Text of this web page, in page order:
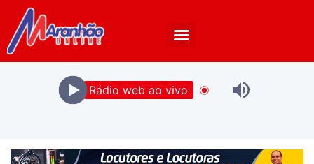
Rádio web ao vivo